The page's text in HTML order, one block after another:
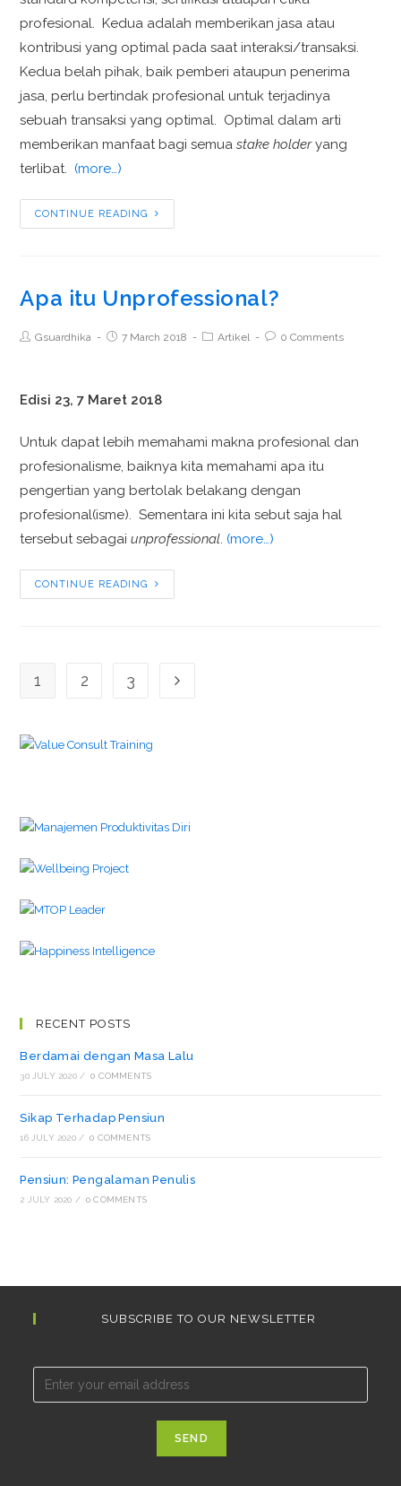
profesional. Kedua adalah memberikan jasa atau
kontribusi yang optimal pada saat interaksi/transaksi.
Kedua belah pihak, baik pemberi ataupun penerima
jasa, perlu bertindak profesional untuk terjadinya
sebuah transaksi yang optimal. Optimal dalam arti
memberikan manfaat bagi semuastake holderyang
terlibat. (more…)
CONTINUE READING
Apa itu Unprofessional?
Gsuardhika 7 March 2018 Artikel 0 Comments
Edisi 23, 7 Maret 2018
Untuk dapat lebih memahami makna profesional dan
profesionalisme, baiknya kita memahami apa itu
pengertian yang bertolak belakang dengan
profesional(isme). Sementara ini kita sebut saja hal
tersebut sebagaiunprofessional. (more…)
CONTINUE READING
1 2 3
RECENT POSTS
Berdamai dengan Masa Lalu
30 JULY 2020 / 0 COMMENTS
Sikap Terhadap Pensiun
16 JULY 2020 / 0 COMMENTS
Pensiun: Pengalaman Penulis
2 JULY 2020 / 0 COMMENTS
SUBSCRIBE TO OUR NEWSLETTER